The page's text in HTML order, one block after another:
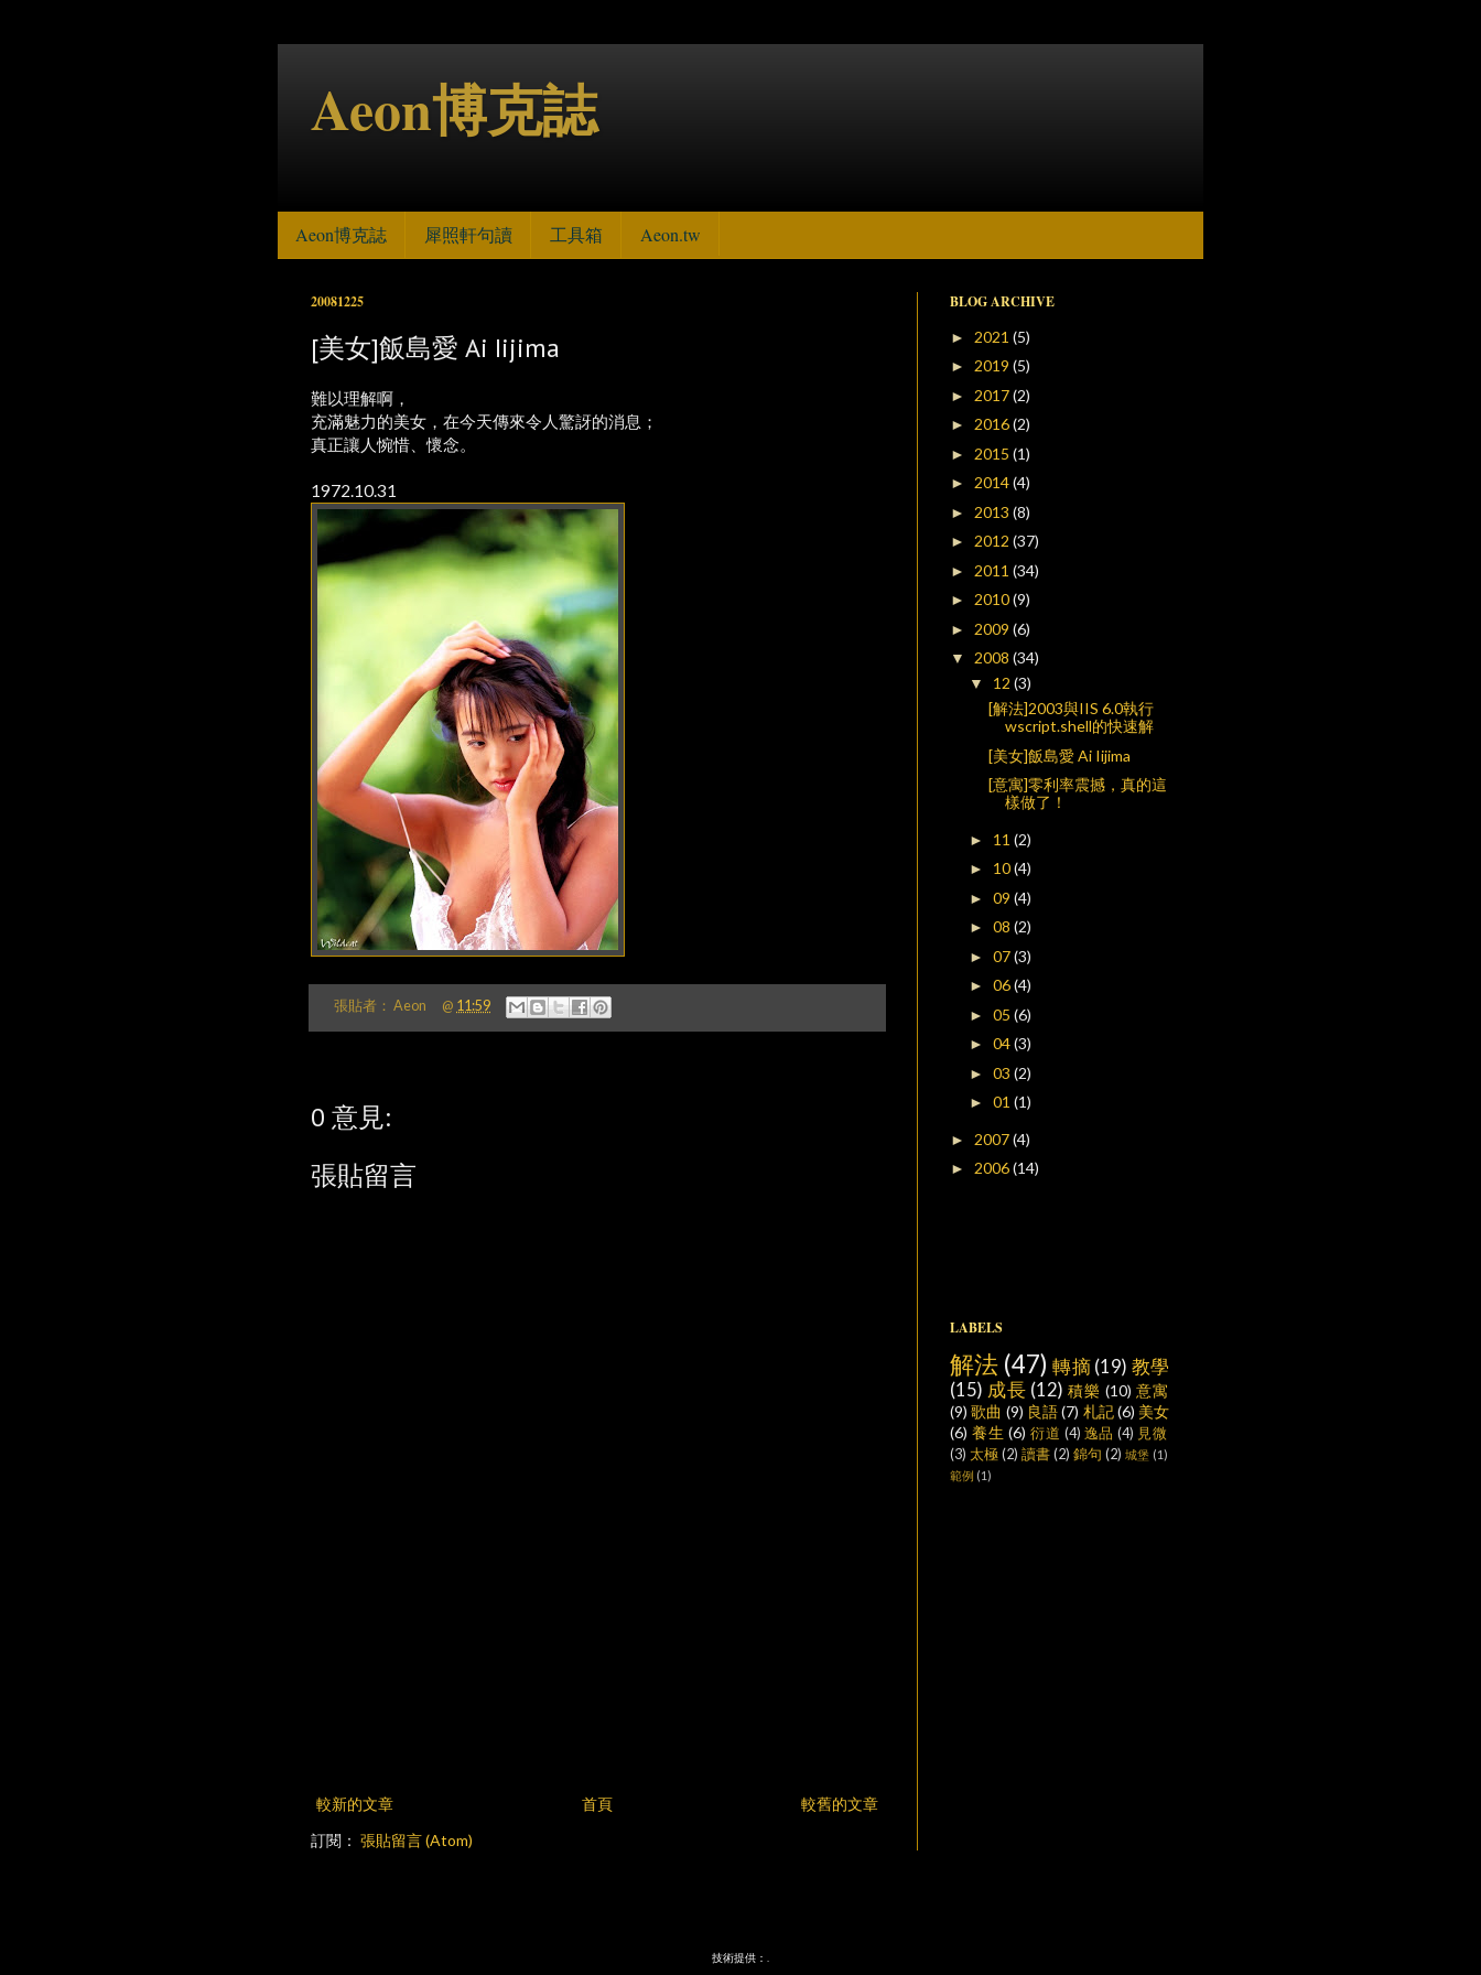
Aeon博克誌
Aeon博克誌 犀照軒句讀 工具箱 Aeon.tw
20081225
[美女]飯島愛 Ai Iijima
難以理解啊，
充滿魅力的美女，在今天傳來令人驚訝的消息；
真正讓人惋惜、懷念。
1972.10.31
張貼者： Aeon @ 11:59
0 意見:
張貼留言
較新的文章 較舊的文章
首頁
訂閱： 張貼留言 (Atom)
BLOG ARCHIVE
► 2021 (5)
► 2019 (5)
► 2017(2)
► 2016(2)
► 2015 (1)
► 2014(4)
► 2013 (8)
► 2012 (37)
► 2011 (34)
► 2010(9)
► 2009 (6)
▼ 2008 (34)
▼ 12 (3)
[解法]2003與IIS 6.0執行
wscript.shell的快速解
[美女]飯島愛 Ai Iijima
[意寓]零利率震撼，真的這
樣做了！
► 11 (2)
► 10(4)
► 09 (4)
► 08 (2)
► 07(3)
► 06(4)
► 05 (6)
► 04(3)
► 03 (2)
► 01 (1)
► 2007(4)
► 2006(14)
LABELS
解法 (47) 轉摘(19) 教學
(15) 成長 (12) 積樂 (10) 意寓
(9) 歌曲 (9) 良語(7) 札記(6) 美女
(6) 養生 (6) 衍道 (4) 逸品 (4) 見微
(3) 太極 (2) 讀書 (2) 錦句 (2) 城堡 (1)
範例 (1)
技術提供：